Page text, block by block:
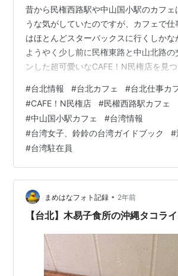
昔から民権西路駅や中山国小駅のカフェ
うな気がしていたのですが、カフェで仕
はほとんどスターバックスに行くしかな
ようやく少し前に民権東路と中山北路
ンした超可愛いなCAFE！N民権店を見
のコーヒー焙煎業者である源友企業で、
ってコーヒーとお茶の研究開発、精製加
り、台湾で初めて『碳足跡』認証を取得
ランドでもあります。 CAFE！N民権店
ブランドの旗艦店でもあり、白を基調と
界的に有名なコーヒーブランド…
#台北情報 #台北カフェ #台北仕事カ
#CAFE！N民権店 #民權西路駅カフェ
#中山国小駅カフェ #台湾情報
#台湾女子、鈴鈴の台湾ガイドブック #
#台湾駐在員
まめはなフォト記録 • 2年前
【台北】木易子食所の沖縄タコラ